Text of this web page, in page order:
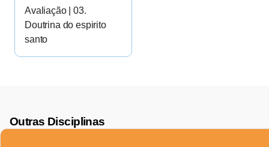
Avaliação | 03.
Doutrina do espirito
santo
Outras Disciplinas